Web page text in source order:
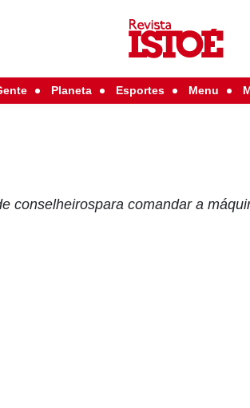
Planeta Esportes Menu
conselheirospara comandar a